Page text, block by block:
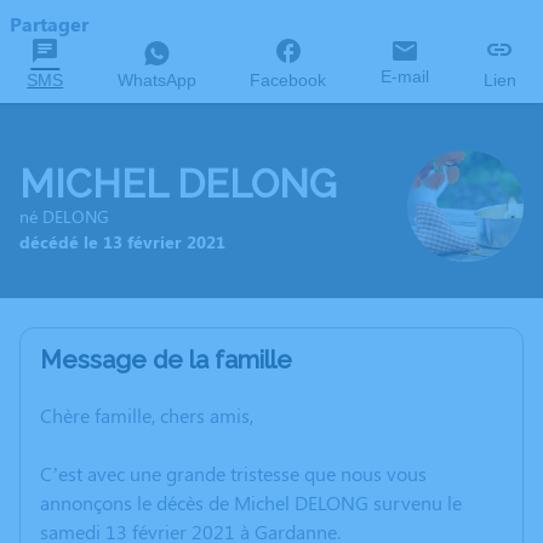
Partager
SMS WhatsApp Facebook E-mail Lien
MICHEL DELONG
né DELONG
décédé le 13 février 2021
Message de la famille
Chère famille, chers amis,
C’est avec une grande tristesse que nous vous
annonçons le décès de Michel DELONG survenu le
samedi 13 février 2021 à Gardanne.